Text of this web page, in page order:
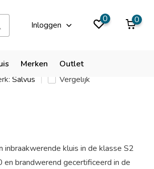
Inloggen
0 0
Merken Outlet
9,9
Salvus Vergelijk
kluis in de klasse S2
brandwerend gecertificeerd in de